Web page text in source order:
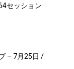
セッション
– 7月25日 /